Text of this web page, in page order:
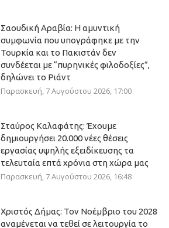
Σαουδική Αραβία: Η αμυντική
συμφωνία που υπογράφηκε με την
Τουρκία και το Πακιστάν δεν
συνδέεται με “πυρηνικές φιλοδοξίες”,
δηλώνει το Ριάντ
Παρασκευή, 7 Αυγούστου 2026, 17:00
Σταύρος Καλαφάτης: Έχουμε
δημιουργήσει 20.000 νέες θέσεις
εργασίας υψηλής εξειδίκευσης τα
τελευταία επτά χρόνια στη χώρα μας
Παρασκευή, 7 Αυγούστου 2026, 16:48
Χριστός Δήμας: Τον Νοέμβριο του 2028
αναμένεται να τεθεί σε λειτουργία το